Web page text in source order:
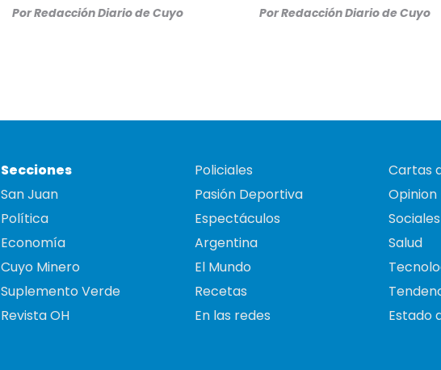
PorRedacción Diario de Cuyo PorRedacción Diario de Cuyo
Secciones
San Juan
Política
Economía
Cuyo Minero
Suplemento Verde
Revista OH
Policiales
Pasión Deportiva
Espectáculos
Argentina
El Mundo
Recetas
En las redes
Cartas
Opinion
Sociales
Salud
Estado